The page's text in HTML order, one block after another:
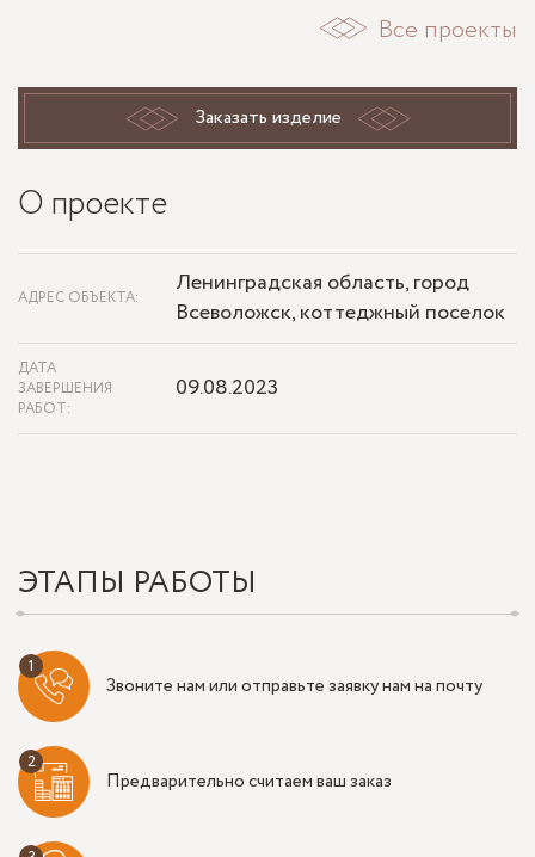
Все проекты
Заказать изделие
О проекте
АДРЕС ОБЪЕКТА:
Ленинградская область, город
Всеволожск, коттеджный поселок
ДАТА
ЗАВЕРШЕНИЯ
РАБОТ:
09.08.2023
ЭТАПЫ РАБОТЫ
Звоните нам или отправьте заявку нам на почту
Предварительно считаем ваш заказ